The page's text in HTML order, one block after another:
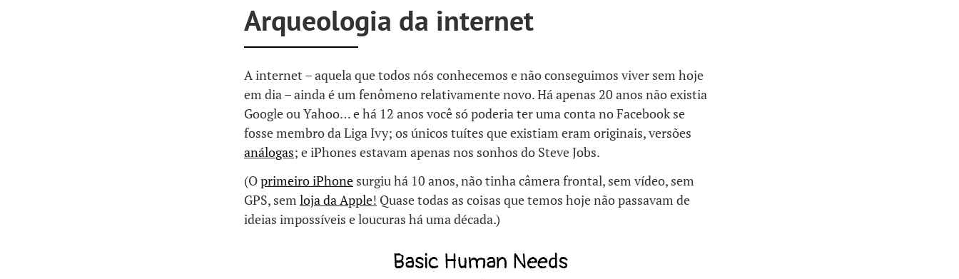
Arqueologia da internet
A internet – aquela que todos nós conhecemos e não conseguimos viver sem hoje
em dia – ainda é um fenômeno relativamente novo. Há apenas 20 anos não existia
Google ou Yahoo… e há 12 anos você só poderia ter uma conta no Facebook se
fosse membro da Liga Ivy; os únicos tuítes que existiam eram originais, versões
análogas; e iPhones estavam apenas nos sonhos do Steve Jobs.
(Oprimeiro iPhone surgiu há 10 anos, não tinha câmera frontal, sem vídeo, sem
GPS, sem loja da Apple! Quase todas as coisas que temos hoje não passavam de
ideias impossíveis e loucuras há uma década.)